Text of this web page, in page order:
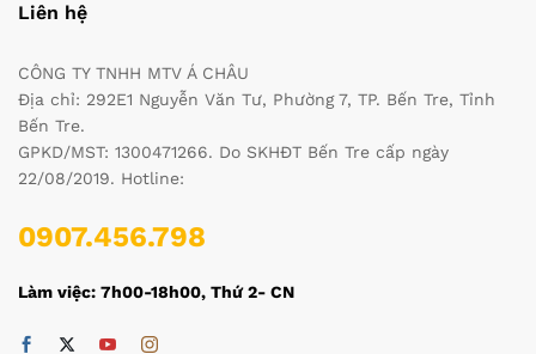
Liên hệ
CÔNG TY TNHH MTV Á CHÂU
Địa chỉ: 292E1 Nguyễn Văn Tư, Phường 7, TP. Bến Tre, Tỉnh
Bến Tre.
GPKD/MST: 1300471266. Do SKHĐT Bến Tre cấp ngày
22/08/2019. Hotline:
0907.456.798
Làm việc: 7h00-18h00, Thứ 2- CN